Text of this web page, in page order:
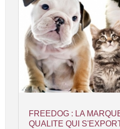
FREEDOG : LA
QUALITE QUI